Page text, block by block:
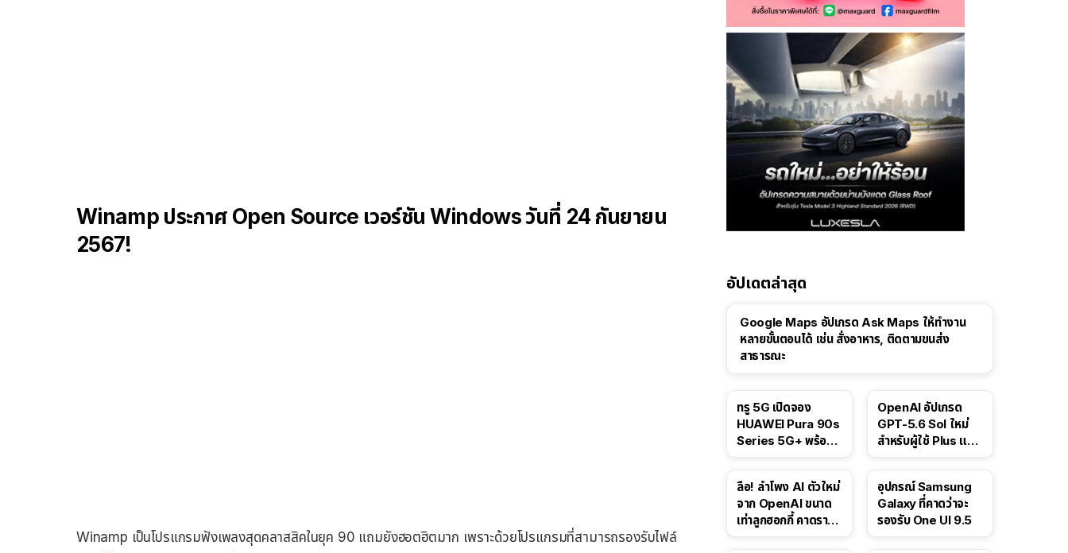
Winamp ประกาศ Open Source เวอร์ชัน Windows วันที่ 24 กันยายน
2567!
Winamp เป็นโปรแกรมฟังเพลงสุดคลาสสิคในยุค 90 แถมยังฮอตฮิตมาก เพราะด้วยโปรแกรมที่สามารถรองรับไฟล์
อัปเดตล่าสุด
Google Maps อัปเกรด Ask Maps ให้ทำงาน
หลายขั้นตอนได้ เช่น สั่งอาหาร, ติดตามขนส่ง
สาธารณะ
ทรู 5G เปิดจอง
HUAWEI Pura 90s
Series 5G+ พร้อม
OpenAI อัปเกรด
GPT-5.6 Sol ใหม่
สำหรับผู้ใช้ Plus และ
ลือ! ลำโพง AI ตัวใหม่
จาก OpenAI ขนาด
เท่าลูกฮอกกี้ คาดราคา
อุปกรณ์ Samsung
Galaxy ที่คาดว่าจะ
รองรับ One UI 9.5